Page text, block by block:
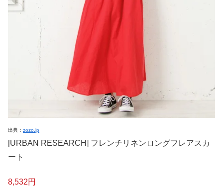
出典： zozo.jp
[URBAN RESEARCH] フレンチリネンロングフレアスカ
ート
8,532円